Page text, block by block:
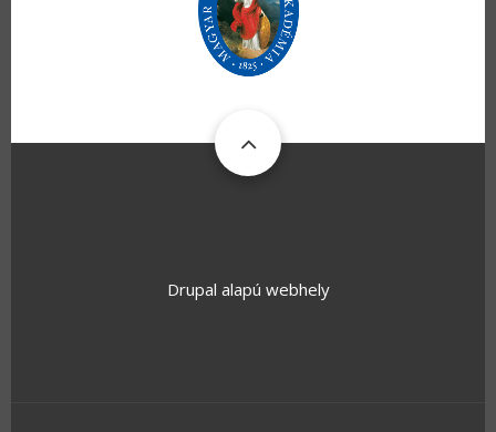
Drupal alapú webhely